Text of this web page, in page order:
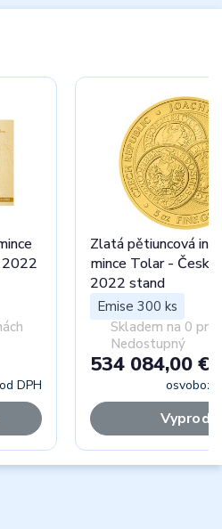
2022
DPH
Zlatá pětiuncová
mince Tolar - Česká
2022 stand
Emise 300 ks
Skladem na 0
Nedostupný
534 084,00 €